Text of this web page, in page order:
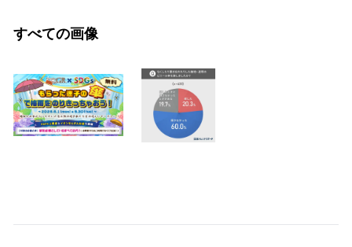
すべての画像